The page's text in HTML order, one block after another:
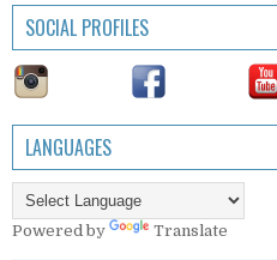
SOCIAL PROFILES
LANGUAGES
Powered by Translate